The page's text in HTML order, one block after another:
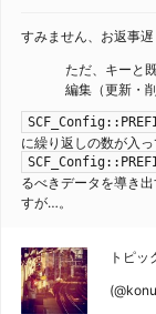
すみません、お返事遅
ただ、キーと
編集（更新・
に繰り返しの数が入
るべきデータを導き
すが…。
トピッ